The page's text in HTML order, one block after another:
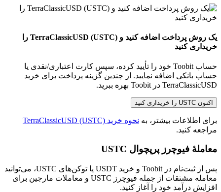
یک روش پرداخت اضافه کنید و TerraClassicUSD (USTC) را
خریداری کنید
حساب Toobit خود را تأیید کرده، سپس کارت اعتباری/نقدی یا
حساب بانکی اضافه نمایید. از چندین گزینه پرداخت برای خرید
TerraClassicUSD در Toobit بهره ببرید.
اکنون USTC را خریداری کنید
برای اطلاعات بیشتر، به نحوه خرید TerraClassicUSD (USTC)
مراجعه کنید.
معاملهٔ فیوچرز پرپچوال USTC
پس از ثبت‌نام در Toobit و خرید USDT یا توکن‌های USTC، می‌توانید
معامله مشتقات از جمله فیوچرز USTC و معاملات مارجین برای
افزایش درآمد خود را آغاز کنید.